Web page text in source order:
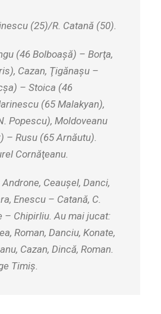
(25)/R. Catană (50).
(46 Bolboaşă) – Borţa,
Cazan, Ţigănaşu –
– Stoica (46
(65 Malakyan),
Popescu), Moldoveanu
– Rusu (65 Arnăutu).
Cornăţeanu.
Ceauşel, Danci,
Enescu – Catană, C.
– Chipirliu. Au mai jucat:
Roman, Danciu, Konate,
Cazan, Dincă, Roman.
Timiş.